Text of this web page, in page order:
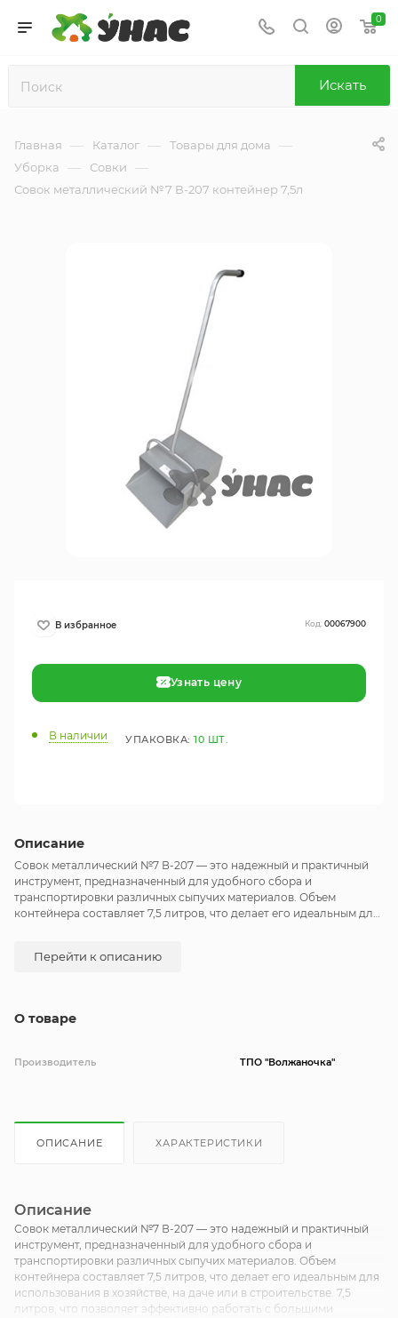
0
Искать
Главная — Каталог — Товары для дома —
Уборка — Совки —
Совок металлический №7 В-207 контейнер 7,5л
Описание
Совок металлический №7 В-207 — это надежный и практичный
инструмент, предназначенный для удобного сбора и
транспортировки различных сыпучих материалов. Объем
контейнера составляет 7,5 литров, что делает его идеальным для
объемами материалов. Удобная форма совка способствует
домашних условиях, так и в профессиональной деятельности.
помощником в любом хозяйстве! Длина ручки: 100 см.
Перейти к описанию
О товаре
Производитель ТПО "Волжаночка"
Код:00067900
Узнать цену
В наличии УПАКОВКА: 10 ШТ.
ОПИСАНИЕ ХАРАКТЕРИСТИКИ
Описание
Совок металлический №7 В-207 — это надежный и практичный
инструмент, предназначенный для удобного сбора и
транспортировки различных сыпучих материалов. Объем
контейнера составляет 7,5 литров, что делает его идеальным для
использования в хозяйстве, на даче или в строительстве. 7,5
литров, что позволяет эффективно работать с большими